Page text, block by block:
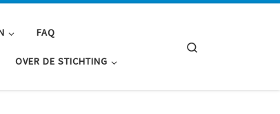
FAQ
OVER DE STICHTING